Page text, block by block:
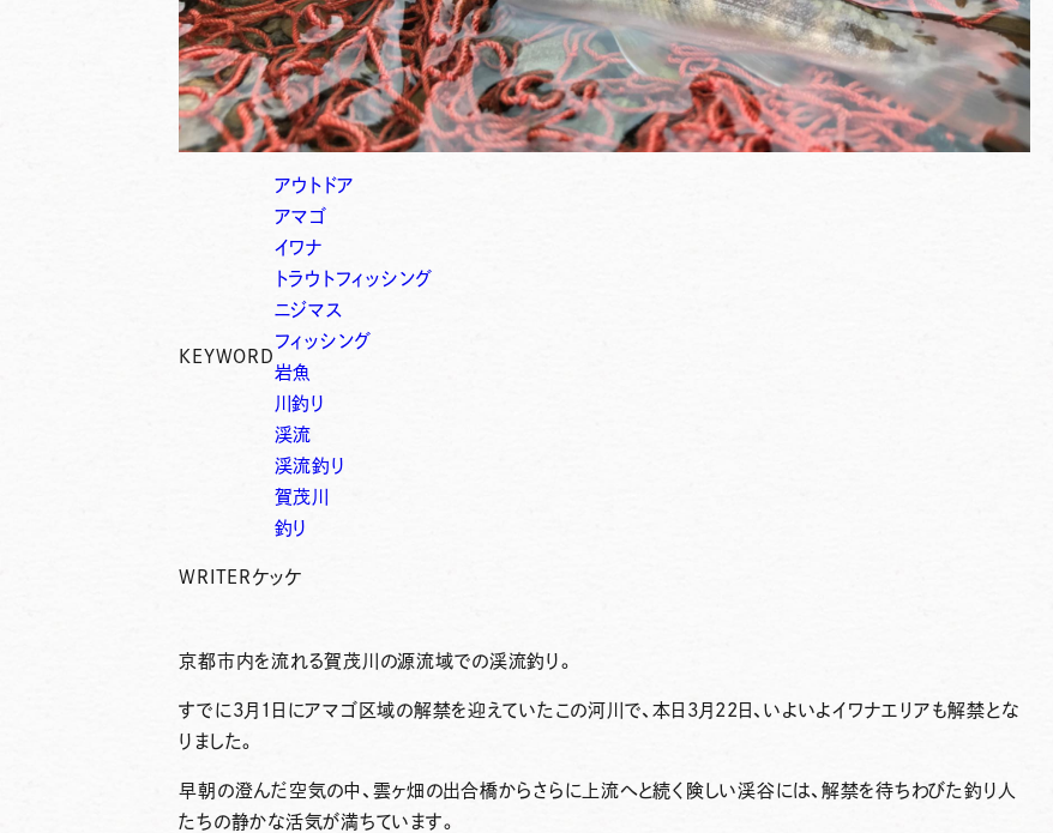
KEYWORD
アウトドア
アマゴ
イワナ
トラウトフィッシング
ニジマス
フィッシング
岩魚
川釣り
渓流
渓流釣り
賀茂川
釣り
WRITER ケッケ
京都市内を流れる賀茂川の源流域での渓流釣り。
すでに3月1日にアマゴ区域の解禁を迎えていたこの河川で、本日3月22日、いよいよイワナエリアも解禁とな
りました。
早朝の澄んだ空気の中、雲ヶ畑の出合橋からさらに上流へと続く険しい渓谷には、解禁を待ちわびた釣り人
たちの静かな活気が満ちています。